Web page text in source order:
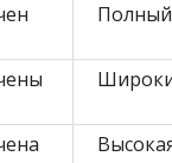
Полный